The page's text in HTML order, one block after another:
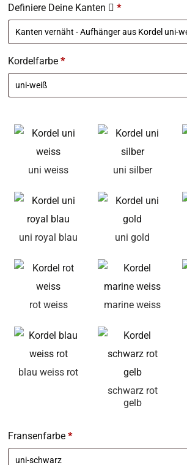
Definiere Deine Kanten *
Kordelfarbe *
uni weiss uni silber
uni royal blau uni gold
rot weiss marine weiss
blau weiss rot
schwarz rot
gelb
Fransenfarbe *